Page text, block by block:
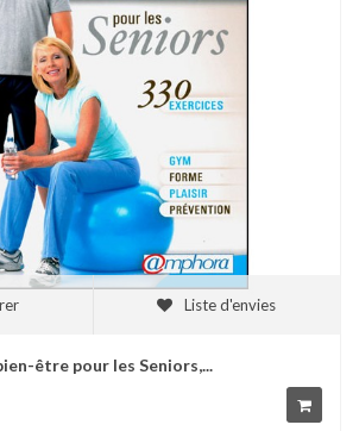
Liste d'envies
être pour les Seniors,...